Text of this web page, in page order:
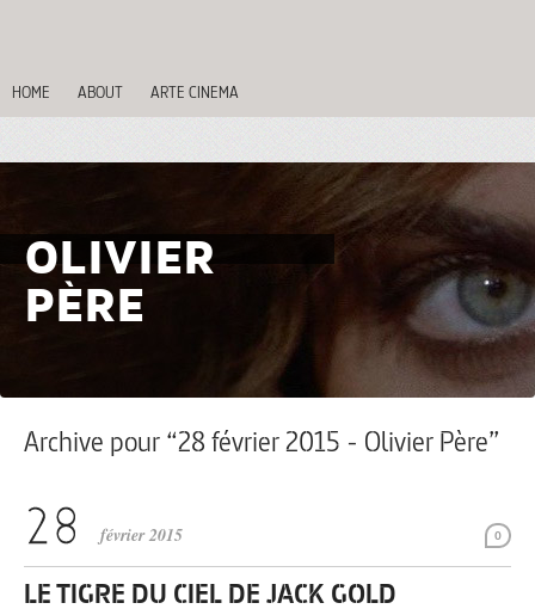
HOME ABOUT ARTE CINEMA
OLIVIER
PÈRE
Archive pour “28 février 2015 - Olivier Père”
0
février 2015
LE TIGRE DU CIEL DE JACK GOLD